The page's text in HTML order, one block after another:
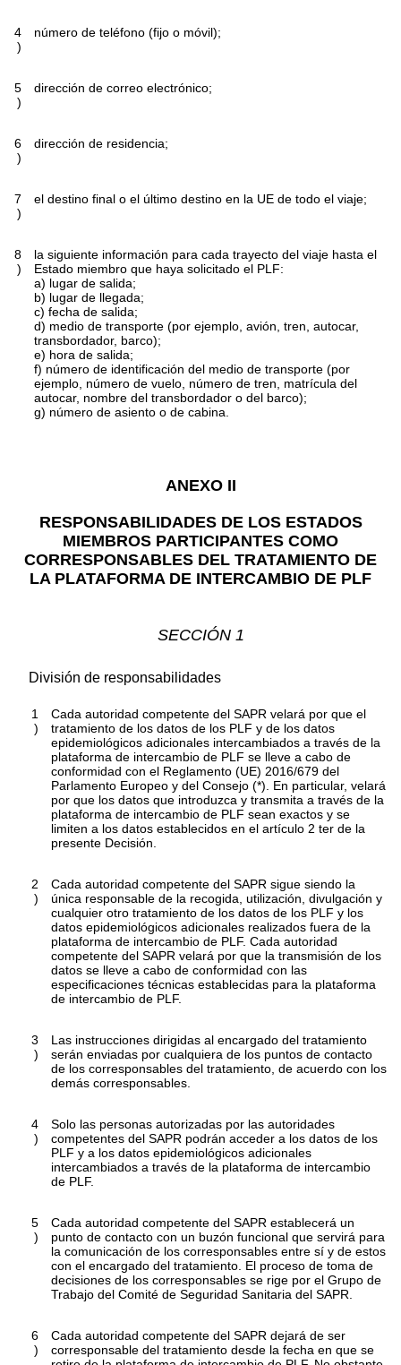
4
)
número de teléfono (fijo o móvil);
5
)
dirección de correo electrónico;
6
)
dirección de residencia;
7
)
el destino final o el último destino en la UE de todo el viaje;
8
)
la siguiente información para cada trayecto del viaje hasta el
Estado miembro que haya solicitado el PLF:
a) lugar de salida;
b) lugar de llegada;
c) fecha de salida;
d) medio de transporte (por ejemplo, avión, tren, autocar,
transbordador, barco);
e) hora de salida;
f) número de identificación del medio de transporte (por
ejemplo, número de vuelo, número de tren, matrícula del
autocar, nombre del transbordador o del barco);
g) número de asiento o de cabina.
ANEXO II
RESPONSABILIDADES DE LOS ESTADOS
MIEMBROS PARTICIPANTES COMO
CORRESPONSABLES DEL TRATAMIENTO DE
LA PLATAFORMA DE INTERCAMBIO DE PLF
SECCIÓN 1
División de responsabilidades
1
)
Cada autoridad competente del SAPR velará por que el
tratamiento de los datos de los PLF y de los datos
epidemiológicos adicionales intercambiados a través de la
plataforma de intercambio de PLF se lleve a cabo de
conformidad con el Reglamento (UE) 2016/679 del
Parlamento Europeo y del Consejo(*) . En particular, velará
por que los datos que introduzca y transmita a través de la
plataforma de intercambio de PLF sean exactos y se
limiten a los datos establecidos en el artículo 2ter de la
presente Decisión.
2
)
Cada autoridad competente del SAPR sigue siendo la
única responsable de la recogida, utilización, divulgación y
cualquier otro tratamiento de los datos de los PLF y los
datos epidemiológicos adicionales realizados fuera de la
plataforma de intercambio de PLF. Cada autoridad
competente del SAPR velará por que la transmisión de los
datos se lleve a cabo de conformidad con las
especificaciones técnicas establecidas para la plataforma
de intercambio de PLF.
3
)
Las instrucciones dirigidas al encargado del tratamiento
serán enviadas por cualquiera de los puntos de contacto
de los corresponsables del tratamiento, de acuerdo con los
demás corresponsables.
4
)
Solo las personas autorizadas por las autoridades
competentes del SAPR podrán acceder a los datos de los
PLF y a los datos epidemiológicos adicionales
intercambiados a través de la plataforma de intercambio
de PLF.
5
)
Cada autoridad competente del SAPR establecerá un
punto de contacto con un buzón funcional que servirá para
la comunicación de los corresponsables entre sí y de estos
con el encargado del tratamiento. El proceso de toma de
decisiones de los corresponsables se rige por el Grupo de
Trabajo del Comité de Seguridad Sanitaria del SAPR.
6
)
Cada autoridad competente del SAPR dejará de ser
corresponsable del tratamiento desde la fecha en que se